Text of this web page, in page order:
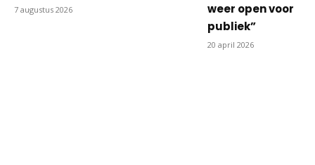
7 augustus 2026
weer open voor
publiek”
20 april 2026